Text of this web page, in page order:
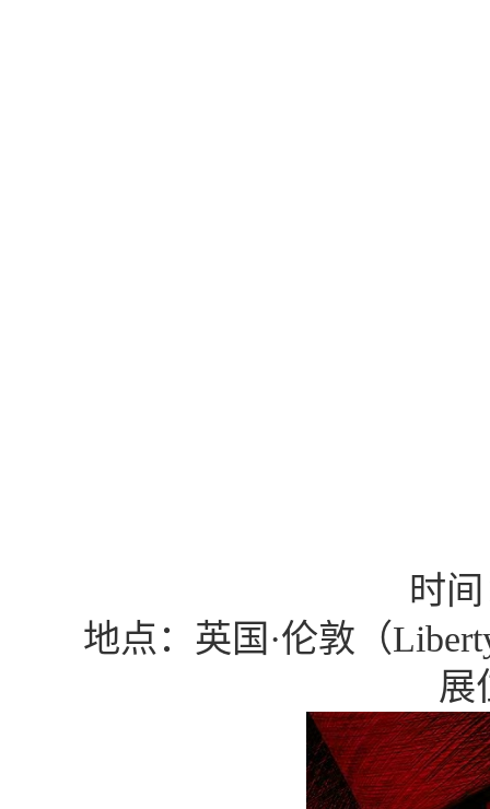
时
地点：英国 ·伦敦（
展